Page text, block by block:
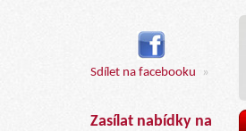
Sdílet na facebooku »
Zasílat nabídky na